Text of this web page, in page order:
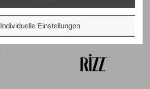
Individuelle Einstellungen